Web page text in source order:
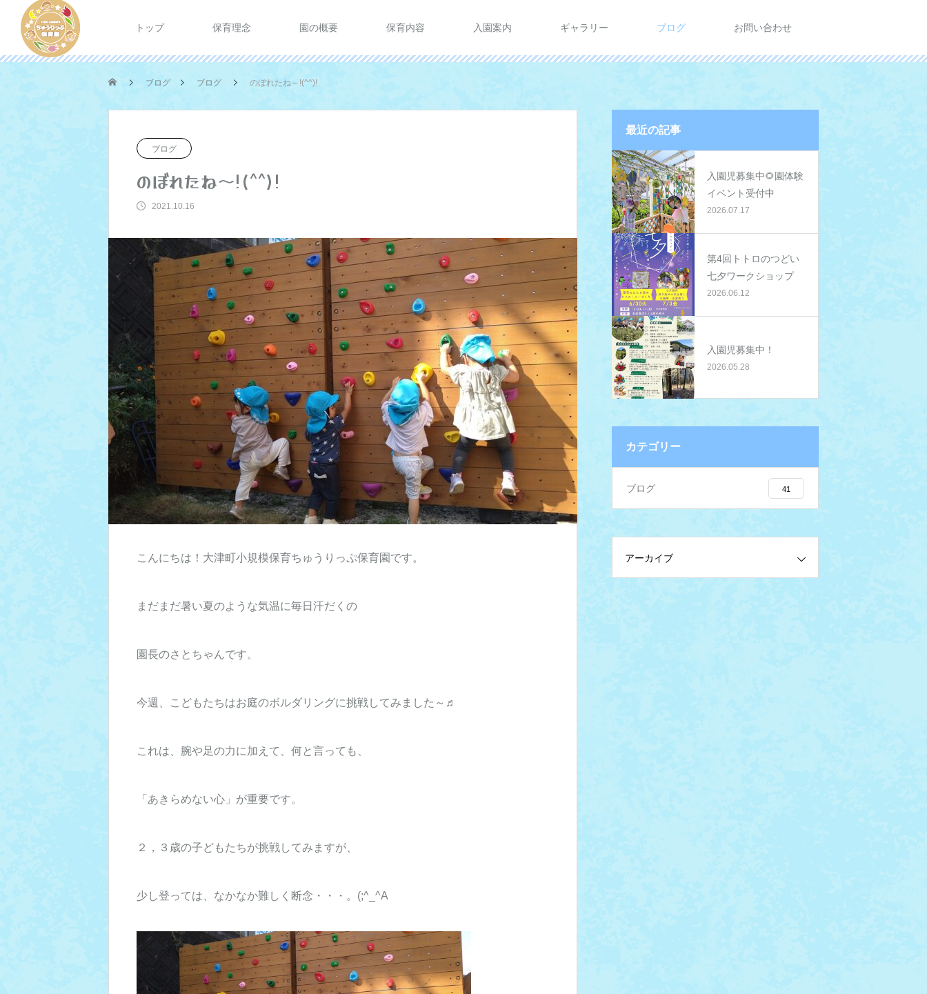
トップ 保育理念 園の概要 保育内容 入園案内 ギャラリー ブログ お問い合わせ
ブログ ブログ のぼれたね～!(^^)!
ブログ
のぼれたね～!(^^)!
2021.10.16
こんにちは！大津町小規模保育ちゅうりっぷ保育園です。
まだまだ暑い夏のような気温に毎日汗だくの
園長のさとちゃんです。
今週、こどもたちはお庭のボルダリングに挑戦してみました～♬
これは、腕や足の力に加えて、何と言っても、
「あきらめない心」が重要です。
２，３歳の子どもたちが挑戦してみますが、
少し登っては、なかなか難しく断念・・・。(;^_^A
最近の記事
入園児募集中🌻園体験
イベント受付中
2026.07.17
第4回トトロのつどい
七夕ワークショップ
2026.06.12
入園児募集中！
2026.05.28
カテゴリー
ブログ 41
アーカイブ